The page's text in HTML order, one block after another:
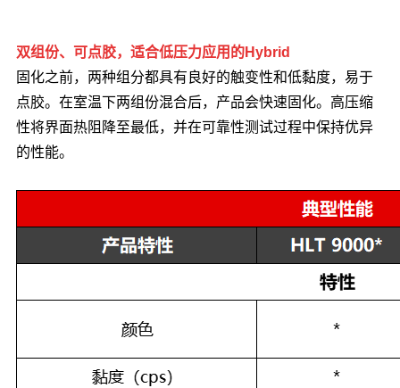
双组份、可点胶，适合低压力应用的Hybrid
固化之前，两种组分都具有良好的触变性和低黏度，易于
点胶。在室温下两组份混合后，产品会快速固化。高压缩
性将界面热阻降至最低，并在可靠性测试过程中保持优异
的性能。